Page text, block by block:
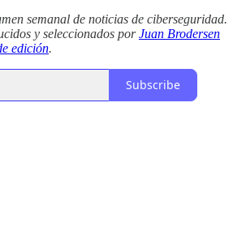
semanal de noticias de ciberseguridad.
y seleccionados porJuan Brodersen
edición.
Subscribe